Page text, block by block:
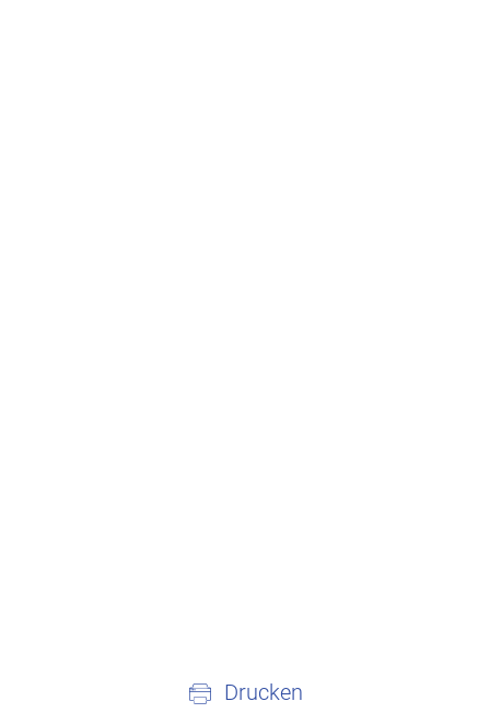
Drucken